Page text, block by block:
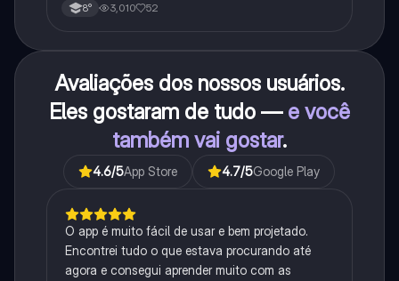
8° 3,010 52
Avaliações dos nossos usuários.
Eles gostaram de tudo — e você
também vai gostar.
4.6/5App Store 4.7/5Google Play
O app é muito fácil de usar e bem projetado.
Encontrei tudo o que estava procurando até
agora e consegui aprender muito com as